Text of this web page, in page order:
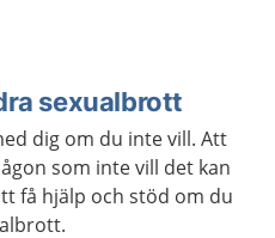
sexualbrott
dig om du inte vill. Att
som inte vill det kan
få hjälp och stöd om du